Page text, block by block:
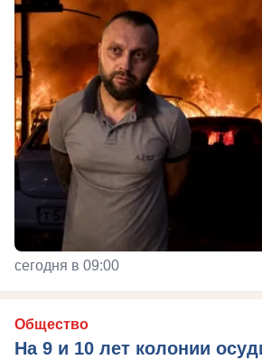
сегодня в 09:00
Общество
На 9 и 10 лет колонии